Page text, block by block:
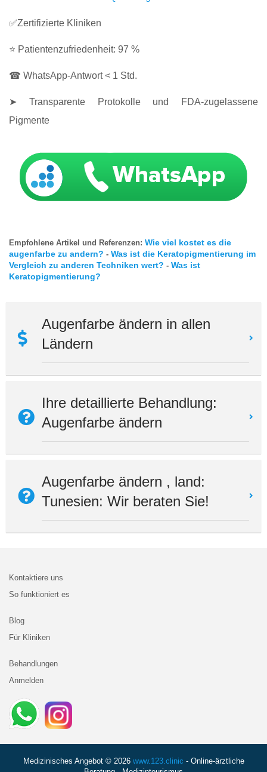
✅Zertifizierte Kliniken
⭐ Patientenzufriedenheit: 97 %
☎ WhatsApp-Antwort < 1 Std.
➤ Transparente Protokolle und FDA-zugelassene
Pigmente
Empfohlene Artikel und Referenzen: Wie viel kostet es die
augenfarbe zu andern? - Was ist die Keratopigmentierung im
Vergleich zu anderen Techniken wert? - Was ist
Keratopigmentierung?
Augenfarbe ändern in allen
Ländern
Ihre detaillierte Behandlung:
Augenfarbe ändern
Augenfarbe ändern , land:
Tunesien: Wir beraten Sie!
Kontaktiere uns
So funktioniert es
Blog
Für Kliniken
Behandlungen
Anmelden
Medizinisches Angebot © 2026 www.123.clinic - Online-ärztliche